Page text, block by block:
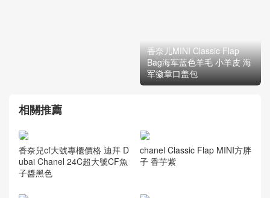
香奈儿MINI Classic Flap
Bag海军蓝色羊毛 小羊皮 海
军徽章口盖包
相關推薦
香奈兒cf大號專櫃價格 迪拜 D
ubai Chanel 24C超大號CF魚
子醬黑色
chanel Classic Flap MINI方胖
子 香芋紫